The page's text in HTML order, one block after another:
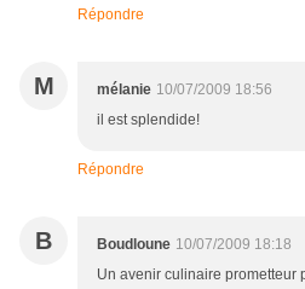
Répondre
M mélanie 10/07/2009 18:56
il est splendide!
Répondre
B Boudloune 10/07/2009 18:18
Un avenir culinaire prometteur